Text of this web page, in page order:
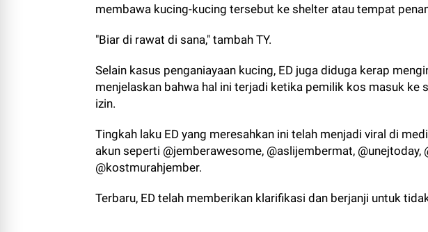
membawa kucing-kucing tersebut ke shelter atau tempat
"Biar di rawat di sana," tambah TY.
Selain kasus penganiayaan kucing, ED juga diduga kerap
menjelaskan bahwa hal ini terjadi ketika pemilik kos masuk ke
izin.
Tingkah laku ED yang meresahkan ini telah menjadi viral di
akun seperti @jemberawesome, @aslijembermat, @unejtoday,
@kostmurahjember.
Terbaru, ED telah memberikan klarifikasi dan berjanji untuk